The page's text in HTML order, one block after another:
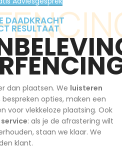
DAADKRACHT
RESULTAAT
dan plaatsen. We luisteren
opties, maken een
voor vlekkeloze plaatsing. Ook
service: als je de afrastering wilt
staan we klaar. We
klant.